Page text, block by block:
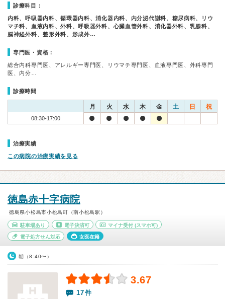
診療科目：
内科、呼吸器内科、循環器内科、消化器内科、内分泌代謝科、糖尿病科、リウ
マチ科、血液内科、外科、呼吸器外科、心臓血管外科、消化器外科、乳腺科、
脳神経外科、整形外科、形成外…
専門医・資格：
総合内科専門医、アレルギー専門医、リウマチ専門医、血液専門医、外科専門
医、内分…
診療時間
月 火 水 木 金 土 日 祝
08:30-17:00
治療実績
この病院の治療実績を見る
徳島赤十字病院
徳島県小松島市小松島町（南小松島駅）
駐車場あり 電子決済可 マイナ受付 (スマホ可)
電子処方せん対応 女医在籍
朝（8:40〜）
3.67
17件